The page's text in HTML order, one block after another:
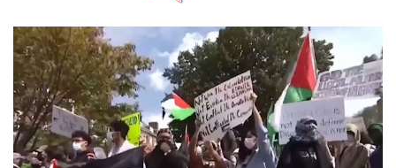
ומחקרים
דעות
רכילות
עסקית